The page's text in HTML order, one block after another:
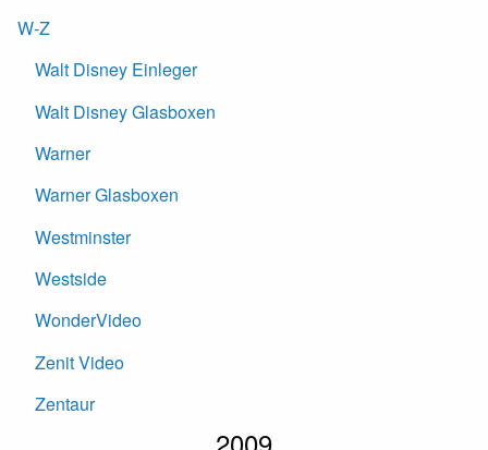
W-Z
Walt Disney Einleger
Walt Disney Glasboxen
Warner
Warner Glasboxen
Westminster
Westside
WonderVideo
Zenit Video
Zentaur